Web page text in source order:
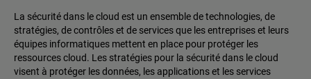
La sécurité dans le cloud est un ensemble de technologies, de
stratégies, de contrôles et de services que les entreprises et leurs
équipes informatiques mettent en place pour protéger les
ressources cloud. Les stratégies pour la sécurité dans le cloud
visent à protéger les données, les applications et les services